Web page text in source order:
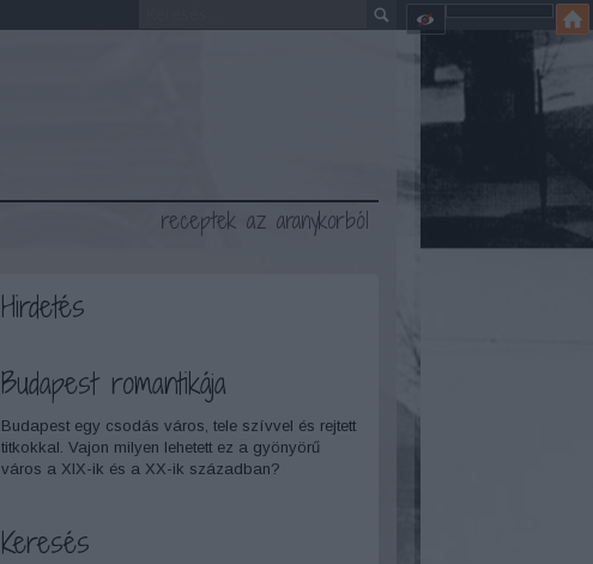
receptek az aranykorból
Hirdetés
Budapest romantikája
Budapest egy csodás város, tele szívvel és rejtett
titkokkal. Vajon milyen lehetett ez a gyönyörű
város a XIX-ik és a XX-ik században?
Keresés